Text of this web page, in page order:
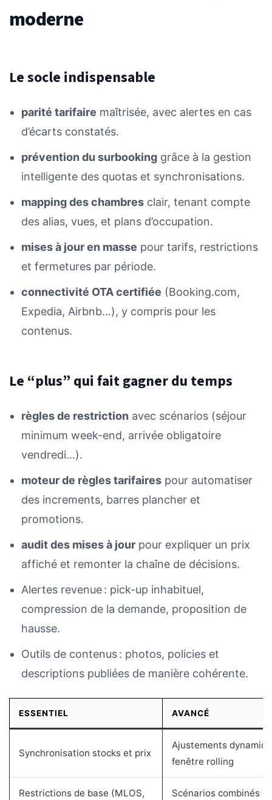
moderne
Le socle indispensable
parité tarifaire maîtrisée, avec alertes en cas
d’écarts constatés.
prévention du surbooking grâce à la gestion
intelligente des quotas et synchronisations.
mapping des chambres clair, tenant compte
des alias, vues, et plans d’occupation.
mises à jour en masse pour tarifs, restrictions
et fermetures par période.
connectivité OTA certifiée (Booking.com,
Expedia, Airbnb…), y compris pour les
contenus.
Le “plus” qui fait gagner du temps
règles de restriction avec scénarios (séjour
minimum week-end, arrivée obligatoire
vendredi…).
moteur de règles tarifaires pour automatiser
des increments, barres plancher et
promotions.
audit des mises à jour pour expliquer un prix
affiché et remonter la chaîne de décisions.
Alertes revenue : pick-up inhabituel,
compression de la demande, proposition de
hausse.
Outils de contenus : photos, policies et
descriptions publiées de manière cohérente.
ESSENTIEL AVANCÉ
Synchronisation stocks et prix
Ajustements
fenêtre rolling
Restrictions de base (MLOS,
Scénarios combinés